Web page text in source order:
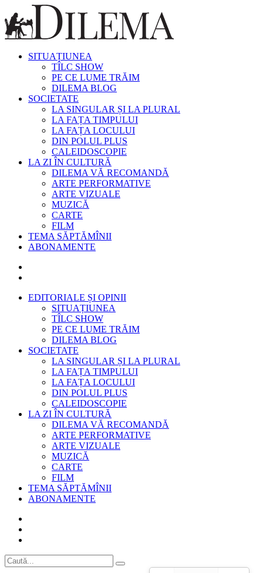
SITUAȚIUNEA
TÎLC SHOW
PE CE LUME TRĂIM
DILEMA BLOG
SOCIETATE
LA SINGULAR ȘI LA PLURAL
LA FAȚA TIMPULUI
LA FAȚA LOCULUI
DIN POLUL PLUS
CALEIDOSCOPIE
LA ZI ÎN CULTURĂ
DILEMA VĂ RECOMANDĂ
ARTE PERFORMATIVE
ARTE VIZUALE
MUZICĂ
CARTE
FILM
TEMA SĂPTĂMÎNII
ABONAMENTE
EDITORIALE ȘI OPINII
SITUAȚIUNEA
TÎLC SHOW
PE CE LUME TRĂIM
DILEMA BLOG
SOCIETATE
LA SINGULAR ȘI LA PLURAL
LA FAȚA TIMPULUI
LA FAȚA LOCULUI
DIN POLUL PLUS
CALEIDOSCOPIE
LA ZI ÎN CULTURĂ
DILEMA VĂ RECOMANDĂ
ARTE PERFORMATIVE
ARTE VIZUALE
MUZICĂ
CARTE
FILM
TEMA SĂPTĂMÎNII
ABONAMENTE